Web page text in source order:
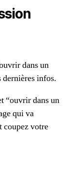
dans un
infos.
“ouvrir dans un
qui va
coupez votre